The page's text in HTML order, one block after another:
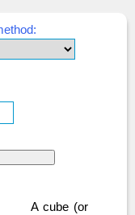
A cube (or